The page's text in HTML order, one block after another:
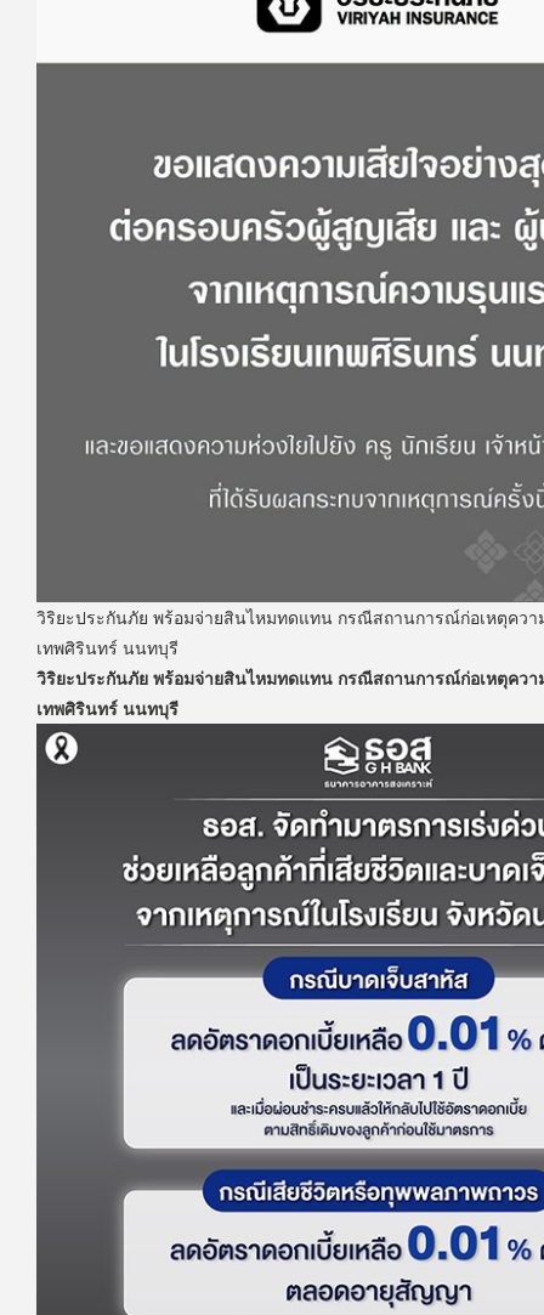
วิริยะประกันภัย พร้อมจ่ายสินไหมทดแทน กรณีสถานการณ์ก่อเหตุควา
เทพศิรินทร์ นนทบุรี
วิริยะประกันภัย พร้อมจ่ายสินไหมทดแทน กรณีสถานการณ์ก่อเหตุควา
เทพศิรินทร์ นนทบุรี
วิริยะประกันภัย พร้อมจ่ายสินไหมทดแทน กรณีสถานการณ์ก่อเหตุคว
เทพศิรินทร์...